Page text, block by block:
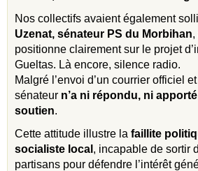
Nos collectifs avaient également
Uzenat, sénateur PS du Morbihan,
positionne clairement sur le projet
Gueltas. Là encore, silence radio.
Malgré l’envoi d’un courrier officiel
sénateur n’a ni répondu, ni
soutien.
Cette attitude illustre la faillite
socialiste local , incapable de sortir
partisans pour défendre l’intérêt